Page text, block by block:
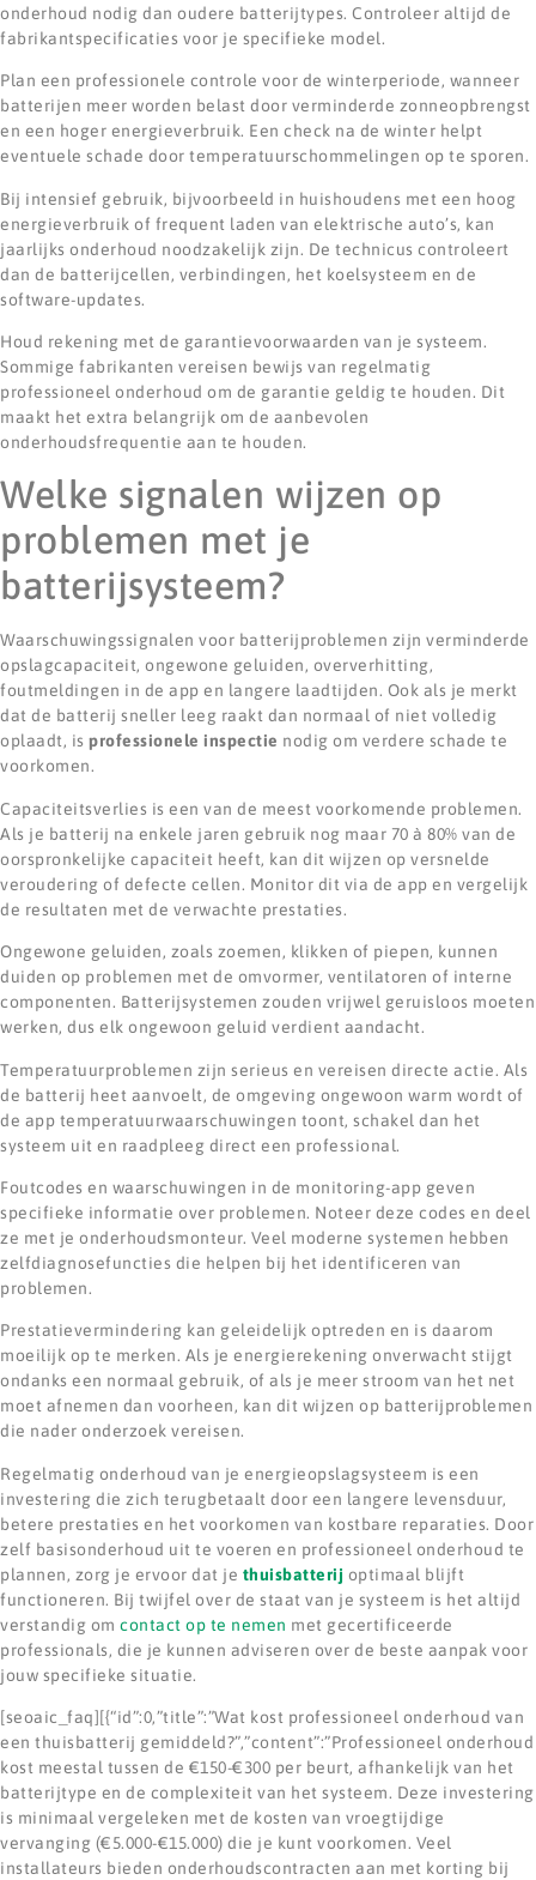
onderhoud nodig dan oudere batterijtypes. Controleer altijd de
fabrikantspecificaties voor je specifieke model.
Plan een professionele controle voor de winterperiode, wanneer
batterijen meer worden belast door verminderde zonneopbrengst
en een hoger energieverbruik. Een check na de winter helpt
eventuele schade door temperatuurschommelingen op te sporen.
Bij intensief gebruik, bijvoorbeeld in huishoudens met een hoog
energieverbruik of frequent laden van elektrische auto’s, kan
jaarlijks onderhoud noodzakelijk zijn. De technicus controleert
dan de batterijcellen, verbindingen, het koelsysteem en de
software-updates.
Houd rekening met de garantievoorwaarden van je systeem.
Sommige fabrikanten vereisen bewijs van regelmatig
professioneel onderhoud om de garantie geldig te houden. Dit
maakt het extra belangrijk om de aanbevolen
onderhoudsfrequentie aan te houden.
Welke signalen wijzen op
problemen met je
batterijsysteem?
Waarschuwingssignalen voor batterijproblemen zijn verminderde
opslagcapaciteit, ongewone geluiden, oververhitting,
foutmeldingen in de app en langere laadtijden. Ook als je merkt
dat de batterij sneller leeg raakt dan normaal of niet volledig
oplaadt, is professionele inspectie nodig om verdere schade te
voorkomen.
Capaciteitsverlies is een van de meest voorkomende problemen.
Als je batterij na enkele jaren gebruik nog maar 70 à 80% van de
oorspronkelijke capaciteit heeft, kan dit wijzen op versnelde
veroudering of defecte cellen. Monitor dit via de app en vergelijk
de resultaten met de verwachte prestaties.
Ongewone geluiden, zoals zoemen, klikken of piepen, kunnen
duiden op problemen met de omvormer, ventilatoren of interne
componenten. Batterijsystemen zouden vrijwel geruisloos moeten
werken, dus elk ongewoon geluid verdient aandacht.
Temperatuurproblemen zijn serieus en vereisen directe actie. Als
de batterij heet aanvoelt, de omgeving ongewoon warm wordt of
de app temperatuurwaarschuwingen toont, schakel dan het
systeem uit en raadpleeg direct een professional.
Foutcodes en waarschuwingen in de monitoring-app geven
specifieke informatie over problemen. Noteer deze codes en deel
ze met je onderhoudsmonteur. Veel moderne systemen hebben
zelfdiagnosefuncties die helpen bij het identificeren van
problemen.
Prestatievermindering kan geleidelijk optreden en is daarom
moeilijk op te merken. Als je energierekening onverwacht stijgt
ondanks een normaal gebruik, of als je meer stroom van het net
moet afnemen dan voorheen, kan dit wijzen op batterijproblemen
die nader onderzoek vereisen.
Regelmatig onderhoud van je energieopslagsysteem is een
investering die zich terugbetaalt door een langere levensduur,
betere prestaties en het voorkomen van kostbare reparaties. Door
zelf basisonderhoud uit te voeren en professioneel onderhoud te
plannen, zorg je ervoor dat je thuisbatterij optimaal blijft
functioneren. Bij twijfel over de staat van je systeem is het altijd
verstandig om contact op te nemen met gecertificeerde
professionals, die je kunnen adviseren over de beste aanpak voor
jouw specifieke situatie.
[seoaic_faq][{“id”:0,”title”:”Wat kost professioneel onderhoud van
een thuisbatterij gemiddeld?”,”content”:”Professioneel onderhoud
kost meestal tussen de €150-€300 per beurt, afhankelijk van het
batterijtype en de complexiteit van het systeem. Deze investering
is minimaal vergeleken met de kosten van vroegtijdige
vervanging (€5.000-€15.000) die je kunt voorkomen. Veel
installateurs bieden onderhoudscontracten aan met korting bij